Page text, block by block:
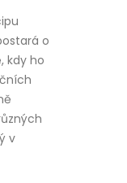
o
kdy ho
v